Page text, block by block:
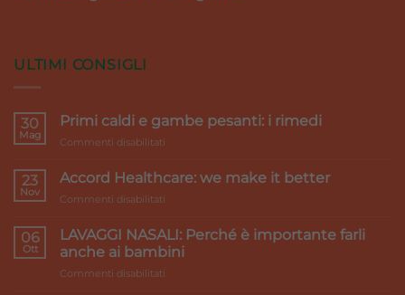
ULTIMI CONSIGLI
30
Mag
Primi caldi e gambe pesanti: i rimedi
Commenti disabilitati
caldi
e
i
rimedi
23
Nov
Accord Healthcare: we make it better
Commenti disabilitati
Healthcare:
we
make
06
Ott
LAVAGGI NASALI: Perché è importante farli
anche ai bambini
Commenti disabilitati